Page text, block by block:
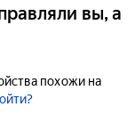
вы, а
похожи на